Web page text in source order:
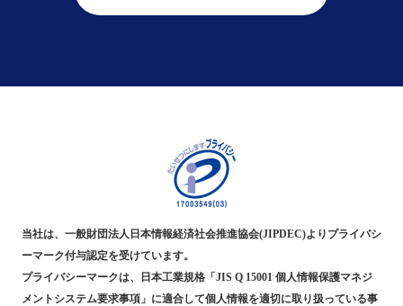
当社は、一般財団法人日本情報経済社会推進協会(JIPDEC)よりプライバシ
ーマーク付与認定を受けています。
プライバシーマークは、日本工業規格「JIS Q 15001 個人情報保護マネジ
メントシステム要求事項」に適合して個人情報を適切に取り扱っている事